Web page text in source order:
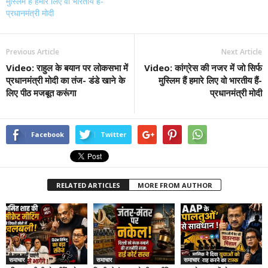
प्रधानमंत्री मोदी
Previous Article
Video: राहुल के बयान पर लोकसभा में
प्रधानमंत्री मोदी का तंज- डंडे खाने के
लिए पीठ मजबूत करूंगा
Next Article
Video: कांग्रेस की नजर में जो सिर्फ
मुस्लिम हैं हमारे लिए वो भारतीय हैं-
प्रधानमंत्री मोदी
Facebook Twitter
RELATED ARTICLES MORE FROM AUTHOR
समाचार समाचार समाचार